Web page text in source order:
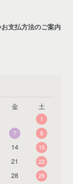
支払方法のご案内
金 土
1
7
8
14
15
21
22
28
29